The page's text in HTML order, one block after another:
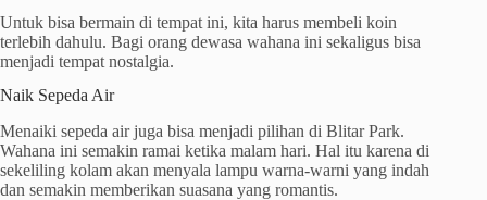
Untuk bisa bermain di tempat ini, kita harus membeli koin
terlebih dahulu. Bagi orang dewasa wahana ini sekaligus bisa
menjadi tempat nostalgia.
Naik Sepeda Air
Menaiki sepeda air juga bisa menjadi pilihan di Blitar Park.
Wahana ini semakin ramai ketika malam hari. Hal itu karena di
sekeliling kolam akan menyala lampu warna-warni yang indah
dan semakin memberikan suasana yang romantis.